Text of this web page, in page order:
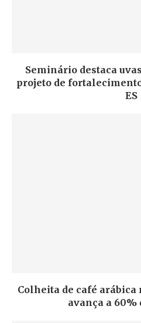
Seminário destaca
projeto de
ES
Colheita de café arábica
avança a 60%